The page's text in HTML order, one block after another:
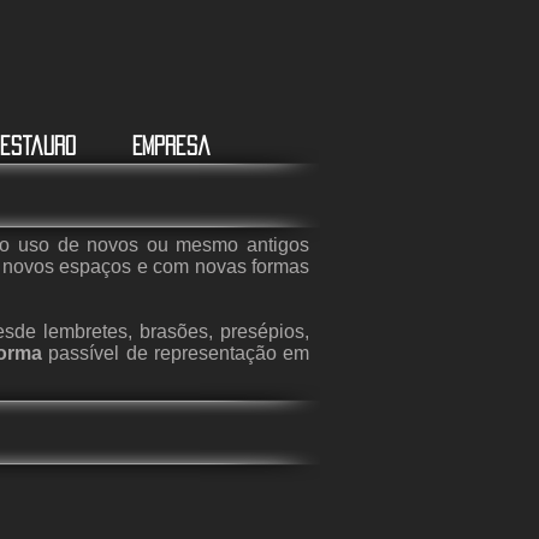
Empresa
uso de novos ou mesmo antigos
espaços e com novas formas
lembretes, brasões, presépios,
passível de representação em